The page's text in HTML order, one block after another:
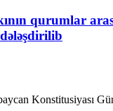
qurumlar
Konstitusiyası